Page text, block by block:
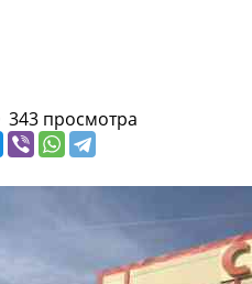
343 просмотра